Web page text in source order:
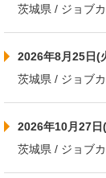
茨城県 / ジョブ
2026年8月25日(
茨城県 / ジョブ
2026年10月27
茨城県 / ジョブ